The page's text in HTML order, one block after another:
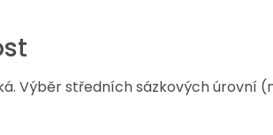
Výběr středních sázkových úrovní